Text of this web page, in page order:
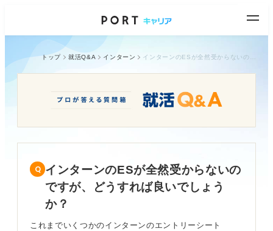
トップ 就活Q&A インターン
インターンのESが全然受からないの
ですが、どうすれば良いでしょう
か？
これまでいくつかのインターンのエントリーシート